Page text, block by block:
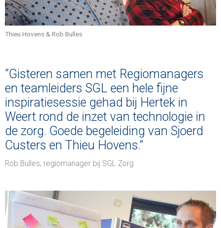
Thieu Hovens & Rob Bulles
“Gisteren samen met Regiomanagers
en teamleiders SGL een hele fijne
inspiratiesessie gehad bij Hertek in
Weert rond de inzet van technologie in
de zorg. Goede begeleiding van Sjoerd
Custers en Thieu Hovens.”
Rob Bulles, regiomanager bij SGL Zorg